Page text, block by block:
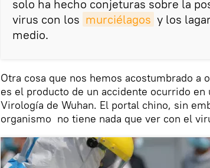
solo ha hecho conjeturas sobre la
virus con los murciélagos y los
medio.
Otra cosa que nos hemos acostumbrado a
es el producto de un accidente ocurrido
Virología de Wuhan. El portal chino, sin
organismo no tiene nada que ver con el